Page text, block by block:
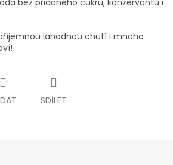
bez přidaného cukru, konzervantů i
lahodnou chutí i mnoho
SDÍLET